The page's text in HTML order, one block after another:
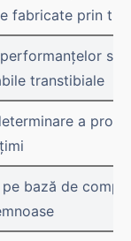
fabricate prin
transtibiale
a
bază de